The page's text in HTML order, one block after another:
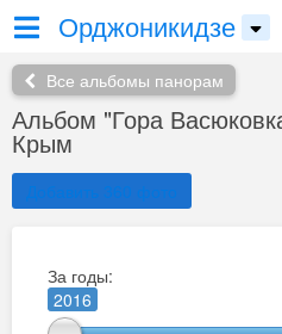
Орджоникидзе
Все альбомы панорам
Альбом "Гора
Крым
Добавить 360 фото
За годы:
2016